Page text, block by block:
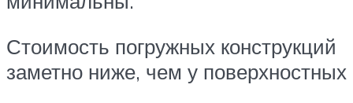
Стоимость погружных конструкций
заметно ниже, чем у поверхностных